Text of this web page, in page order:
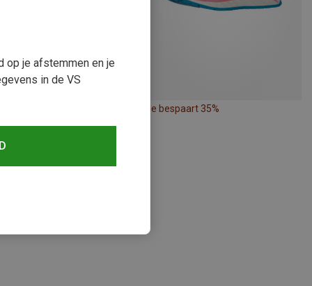
Je bespaart 35%
op je afstemmen en je
in de VS